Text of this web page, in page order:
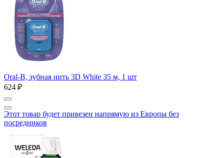
Oral-B, зубная нить 3D White 35 м, 1 шт
624 ₽
Этот товар будет привезен напрямую из Европы без
посредников